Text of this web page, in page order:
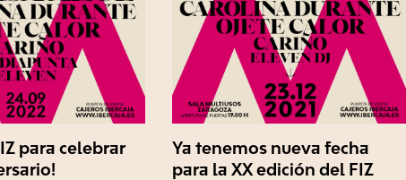
para celebrar
Ya tenemos nueva fecha
para la XX edición del FIZ